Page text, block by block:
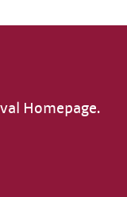
Homepage.